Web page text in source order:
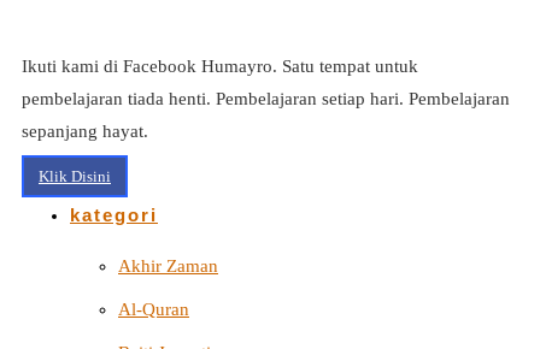
Ikuti kami di Facebook Humayro. Satu tempat untuk
pembelajaran tiada henti. Pembelajaran setiap hari. Pembelajaran
sepanjang hayat.
Klik Disini
kategori
Akhir Zaman
Al-Quran